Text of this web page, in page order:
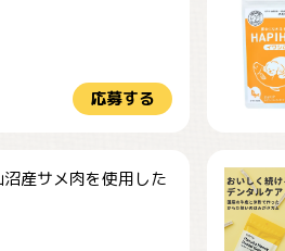
応募する
産サメ肉を使用した